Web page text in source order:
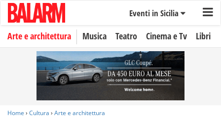
Eventi in Sicilia
Arte e architettura Musica Teatro Cinema e Tv Libri
Home › Cultura › Arte e architettura